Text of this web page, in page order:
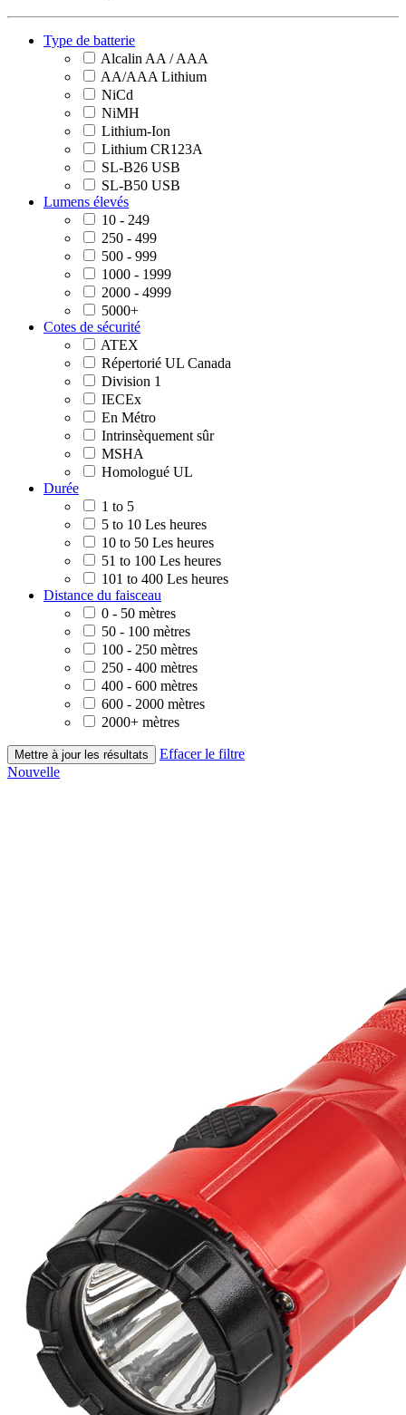
Type de batterie
Alcalin AA / AAA
AA/AAA Lithium
NiCd
NiMH
Lithium-Ion
Lithium CR123A
SL-B26 USB
SL-B50 USB
Lumens élevés
10 - 249
250 - 499
500 - 999
1000 - 1999
2000 - 4999
5000+
Cotes de sécurité
ATEX
Répertorié UL Canada
Division 1
IECEx
En Métro
Intrinsèquement sûr
MSHA
Homologué UL
Durée
1 to 5
5 to 10 Les heures
10 to 50 Les heures
51 to 100 Les heures
101 to 400 Les heures
Distance du faisceau
0 - 50 mètres
50 - 100 mètres
100 - 250 mètres
250 - 400 mètres
400 - 600 mètres
600 - 2000 mètres
2000+ mètres
Mettre à jour les résultats
Effacer le filtre
Nouvelle